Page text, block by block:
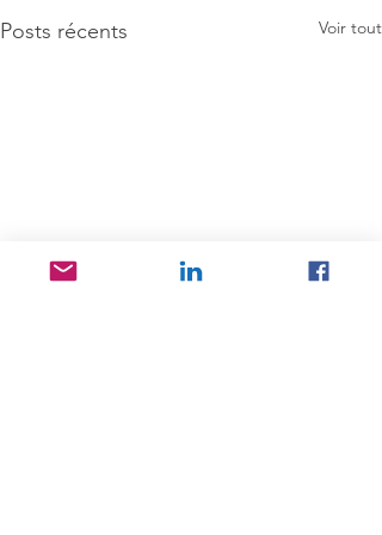
Posts récents Voir tout